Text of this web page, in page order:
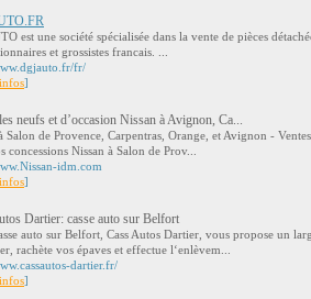
est une société spécialisée dans la vente de pièces
et grossistes francais. ...
fr/
]
neufs et d’occasion Nissan à Avignon, Ca...
Salon de Provence, Carpentras, Orange, et Avignon -
concessions Nissan à Salon de Prov...
idm.com
]
Dartier: casse auto sur Belfort
auto sur Belfort, Cass Autos Dartier, vous propose un
rachète vos épaves et effectue l‘enlèvem...
dartier.fr/
]